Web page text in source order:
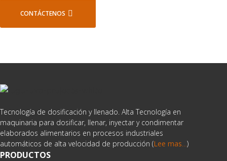
CONTÁCTENOS
Tecnología de dosificación y llenado. Alta Tecnología en
maquinaria para dosificar, llenar, inyectar y condimentar
elaborados alimentarios en procesos industriales
automáticos de alta velocidad de producción (Lee mas…)
PRODUCTOS